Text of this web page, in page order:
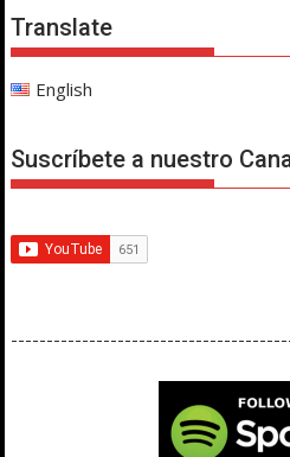
Translate
English
Suscríbete a nuestro